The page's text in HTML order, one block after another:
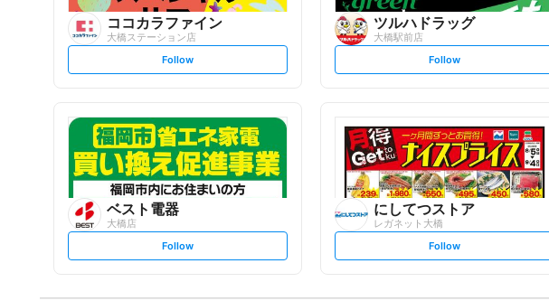
ココカラファイン
大橋ステーション店
s
t
l
o
w
Follow
ツルハドラッグ
大橋駅前店
s
t
o
w
Follow
ベスト電器
大橋店
s
t
Follow
にしてつストア
レガネット大橋
s
t
Follow